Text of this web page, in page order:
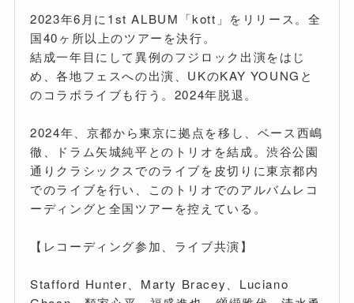
2023年6月に1st ALBUM「kott」をリリース。全
国40ヶ所以上のツアーを決行。
結成一年目にして異例のフジロック出演をはじ
め、各地フェスへの出演、UKのKAY YOUNGと
のコラボライブも行う。2024年脱退。
2024年、京都から東京に拠点を移し、ベース西嶋
徹、ドラム矢城純平とのトリオを結成。渋谷公園
通りクラシックスでのライブを皮切りに東京都内
でのライブを行い、このトリオでのアルバムレコ
ーディングと全国ツアーを控えている。
【レコーディング参加、ライブ共演】
Stafford Hunter、Marty Bracey、Luciano